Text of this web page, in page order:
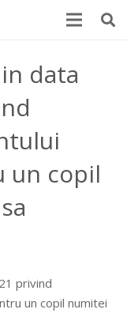
data
un copil
privind
un copil numitei